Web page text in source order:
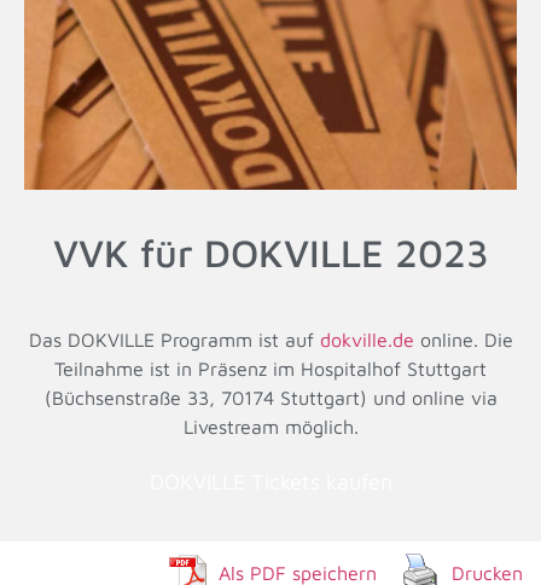
VVK für DOKVILLE 2023
Das DOKVILLE Programm ist auf dokville.de online. Die
Teilnahme ist in Präsenz im Hospitalhof Stuttgart
(Büchsenstraße 33, 70174 Stuttgart) und online via
Livestream möglich.
Als PDF speichern Drucken